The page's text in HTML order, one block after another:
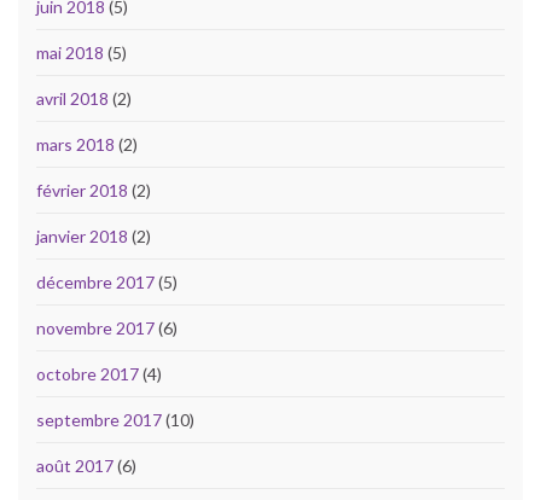
juin 2018 (5)
mai 2018 (5)
avril 2018 (2)
mars 2018 (2)
février 2018 (2)
janvier 2018 (2)
décembre 2017(5)
novembre 2017(6)
octobre 2017(4)
septembre 2017(10)
août 2017(6)